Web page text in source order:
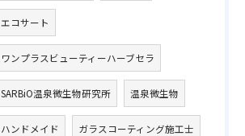
エコサート
ワンプラスビューティーハーブセラ
SARBiO温泉微生物研究所 温泉微生物
ハンドメイド ガラスコーティング施工士